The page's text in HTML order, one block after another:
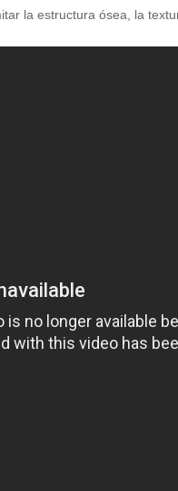
la estructura ósea, la